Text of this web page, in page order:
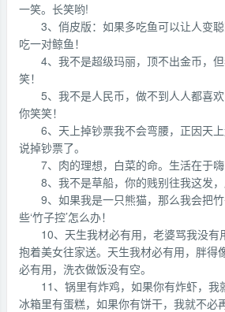
一笑。长笑哟!
3、俏皮版：如果多吃鱼可以让人变
吃一对鲸鱼！
4、我不是超级玛丽，顶不出金币，
笑！
5、我不是人民币，做不到人人都喜
你笑笑！
6、天上掉钞票我不会弯腰，正因天
说掉钞票了。
7、肉的理想，白菜的命。生活在于嗨
8、我不是草船，你的贱别往我这发，
9、如果我是一只熊猫，那么我会把
些‘竹子控’怎么办！
10、天生我材必有用，老婆骂我没有
抱着美女往家送。天生我材必有用，胖得
必有用，洗衣做饭没有空。
11、锅里有炸鸡，如果你有炸虾，我
冰箱里有蛋糕，如果你有饼干，我就不必